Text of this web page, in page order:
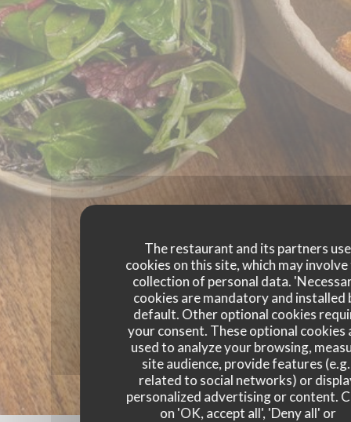
The restaurant and its partners use
cookies on this site, which may
collection of personal data.
cookies are mandatory and installed
default. Other optional cookies
your consent. These optional cookies
used to analyze your browsing,
site audience, provide features
related to social networks) or
personalized advertising or content.
on 'OK, accept all', 'Deny all' or